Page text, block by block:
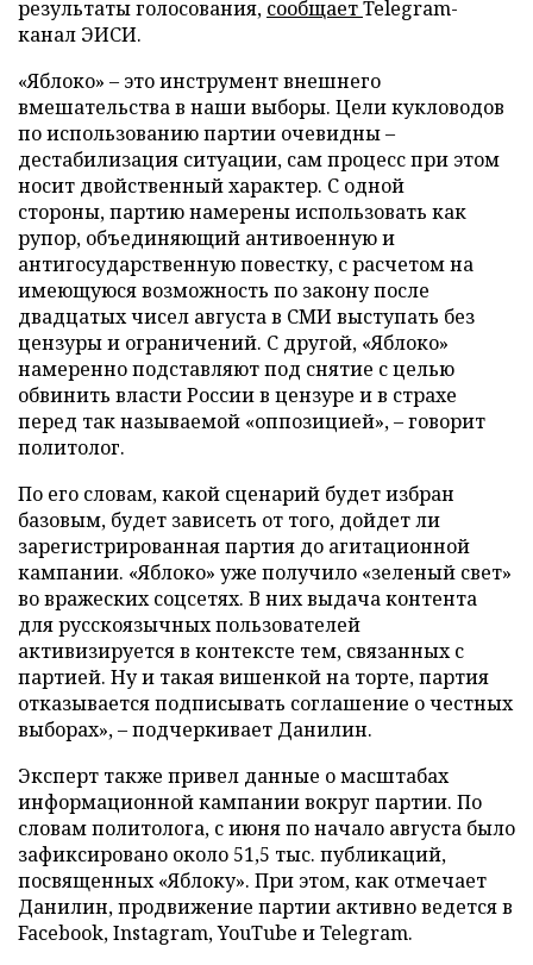
результаты голосования, сообщаетTelegram-
канал ЭИСИ.
«Яблоко» – это инструмент внешнего
вмешательства в наши выборы. Цели кукловодов
по использованию партии очевидны –
дестабилизация ситуации, сам процесс при этом
носит двойственный характер. С одной
стороны, партию намерены использовать как
рупор, объединяющий антивоенную и
антигосударственную повестку, с расчетом на
имеющуюся возможность по закону после
двадцатых чисел августа в СМИ выступать без
цензуры и ограничений. С другой, «Яблоко»
намеренно подставляют под снятие с целью
обвинить власти России в цензуре и в страхе
перед так называемой «оппозицией», – говорит
политолог.
По его словам, какой сценарий будет избран
базовым, будет зависеть от того, дойдет ли
зарегистрированная партия до агитационной
кампании. «Яблоко» уже получило «зеленый свет»
во вражеских соцсетях. В них выдача контента
для русскоязычных пользователей
активизируется в контексте тем, связанных с
партией. Ну и такая вишенкой на торте, партия
отказывается подписывать соглашение о честных
выборах», – подчеркивает Данилин.
Эксперт также привел данные о масштабах
информационной кампании вокруг партии. По
словам политолога, с июня по начало августа было
зафиксировано около 51,5 тыс. публикаций,
посвященных «Яблоку». При этом, как отмечает
Данилин, продвижение партии активно ведется в
Facebook, Instagram, YouTube и Telegram.